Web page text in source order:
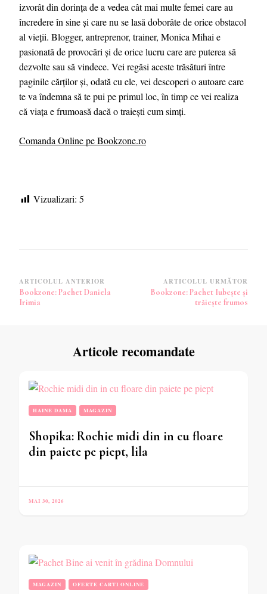
izvorât din dorința de a vedea cât mai multe femei care au
încredere în sine și care nu se lasă doborâte de orice obstacol
al vieții. Blogger, antreprenor, trainer, Monica Mihai e
pasionată de provocări și de orice lucru care are puterea să
dezvolte sau să vindece. Vei regăsi aceste trăsături între
paginile cărților și, odată cu ele, vei descoperi o autoare care
te va îndemna să te pui pe primul loc, în timp ce vei realiza
că viața e frumoasă dacă o traiești cum simți.
Comanda Online pe Bookzone.ro
Vizualizari: 5
Navigare
în
ARTICOLUL ANTERIOR
Bookzone: Pachet Daniela
Irimia
ARTICOLUL URMĂTOR
Bookzone: Pachet Iubește și
trăiește frumos
Articole recomandate
HAINE DAMA MAGAZIN
Shopika: Rochie midi din in cu floare
din paiete pe piept, lila
MAI 30, 2026
MAGAZIN OFERTE CARTI ONLINE